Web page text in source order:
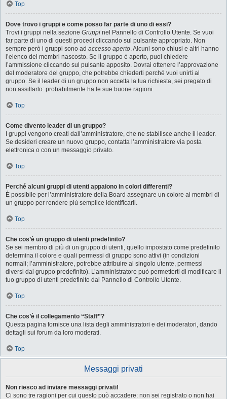
Top
Dove trovo i gruppi e come posso far parte di uno di essi?
Trovi i gruppi nella sezione Gruppi nel Pannello di Controllo Utente. Se vuoi
far parte di uno di questi procedi cliccando sul pulsante appropriato. Non
sempre però i gruppi sono ad accesso aperto. Alcuni sono chiusi e altri hanno
l’elenco dei membri nascosto. Se il gruppo è aperto, puoi chiedere
l’ammissione cliccando sul pulsante apposito. Dovrai ottenere l’approvazione
del moderatore del gruppo, che potrebbe chiederti perché vuoi unirti al
gruppo. Se il leader di un gruppo non accetta la tua richiesta, sei pregato di
non assillarlo: probabilmente ha le sue buone ragioni.
Top
Come divento leader di un gruppo?
I gruppi vengono creati dall’amministratore, che ne stabilisce anche il leader.
Se desideri creare un nuovo gruppo, contatta l’amministratore via posta
elettronica o con un messaggio privato.
Top
Perché alcuni gruppi di utenti appaiono in colori differenti?
È possibile per l’amministratore della Board assegnare un colore ai membri di
un gruppo per rendere più semplice identificarli.
Top
Che cos’è un gruppo di utenti predefinito?
Se sei membro di più di un gruppo di utenti, quello impostato come predefinito
determina il colore e quali permessi di gruppo sono attivi (in condizioni
normali; l’amministratore, potrebbe attribuire al singolo utente, permessi
diversi dal gruppo predefinito). L’amministratore può permetterti di modificare il
tuo gruppo di utenti predefinito dal Pannello di Controllo Utente.
Top
Che cos’è il collegamento “Staff”?
Questa pagina fornisce una lista degli amministratori e dei moderatori, dando
dettagli sui forum da loro moderati.
Top
Messaggi privati
Non riesco ad inviare messaggi privati!
Ci sono tre ragioni per cui questo può accadere: non sei registrato o non hai